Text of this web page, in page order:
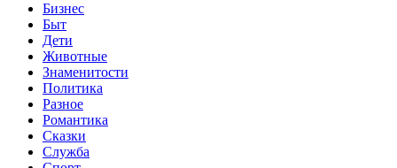
Бизнес
Быт
Дети
Животные
Знаменитости
Политика
Разное
Романтика
Сказки
Служба